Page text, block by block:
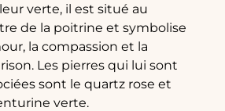
verte, il est situé au
de la poitrine et symbolise
la compassion et la
Les pierres qui lui sont
sont le quartz rose et
verte.